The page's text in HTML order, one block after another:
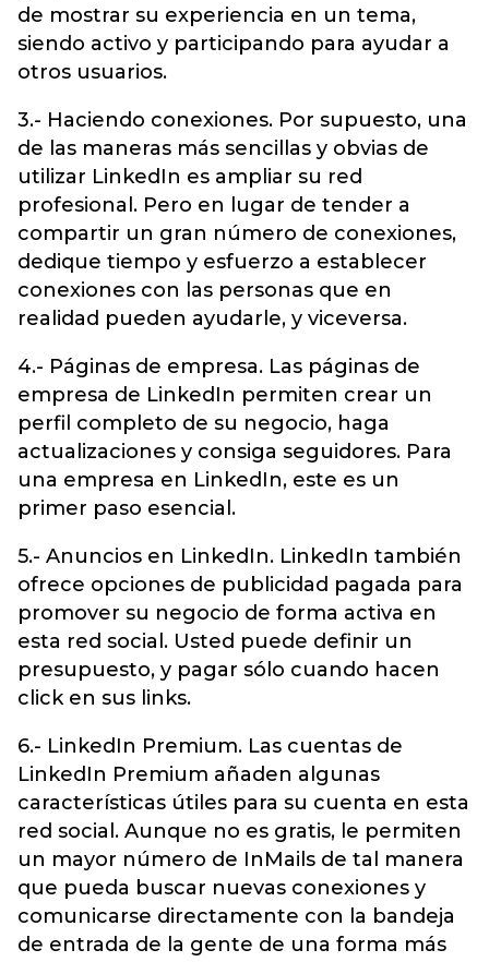
de mostrar su experiencia en un tema,
siendo activo y participando para ayudar a
otros usuarios.
3.- Haciendo conexiones. Por supuesto, una
de las maneras más sencillas y obvias de
utilizar LinkedIn es ampliar su red
profesional. Pero en lugar de tender a
compartir un gran número de conexiones,
dedique tiempo y esfuerzo a establecer
conexiones con las personas que en
realidad pueden ayudarle, y viceversa.
4.- Páginas de empresa. Las páginas de
empresa de LinkedIn permiten crear un
perfil completo de su negocio, haga
actualizaciones y consiga seguidores. Para
una empresa en LinkedIn, este es un
primer paso esencial.
5.- Anuncios en LinkedIn. LinkedIn también
ofrece opciones de publicidad pagada para
promover su negocio de forma activa en
esta red social. Usted puede definir un
presupuesto, y pagar sólo cuando hacen
click en sus links.
6.- LinkedIn Premium. Las cuentas de
LinkedIn Premium añaden algunas
características útiles para su cuenta en esta
red social. Aunque no es gratis, le permiten
un mayor número de InMails de tal manera
que pueda buscar nuevas conexiones y
comunicarse directamente con la bandeja
de entrada de la gente de una forma más